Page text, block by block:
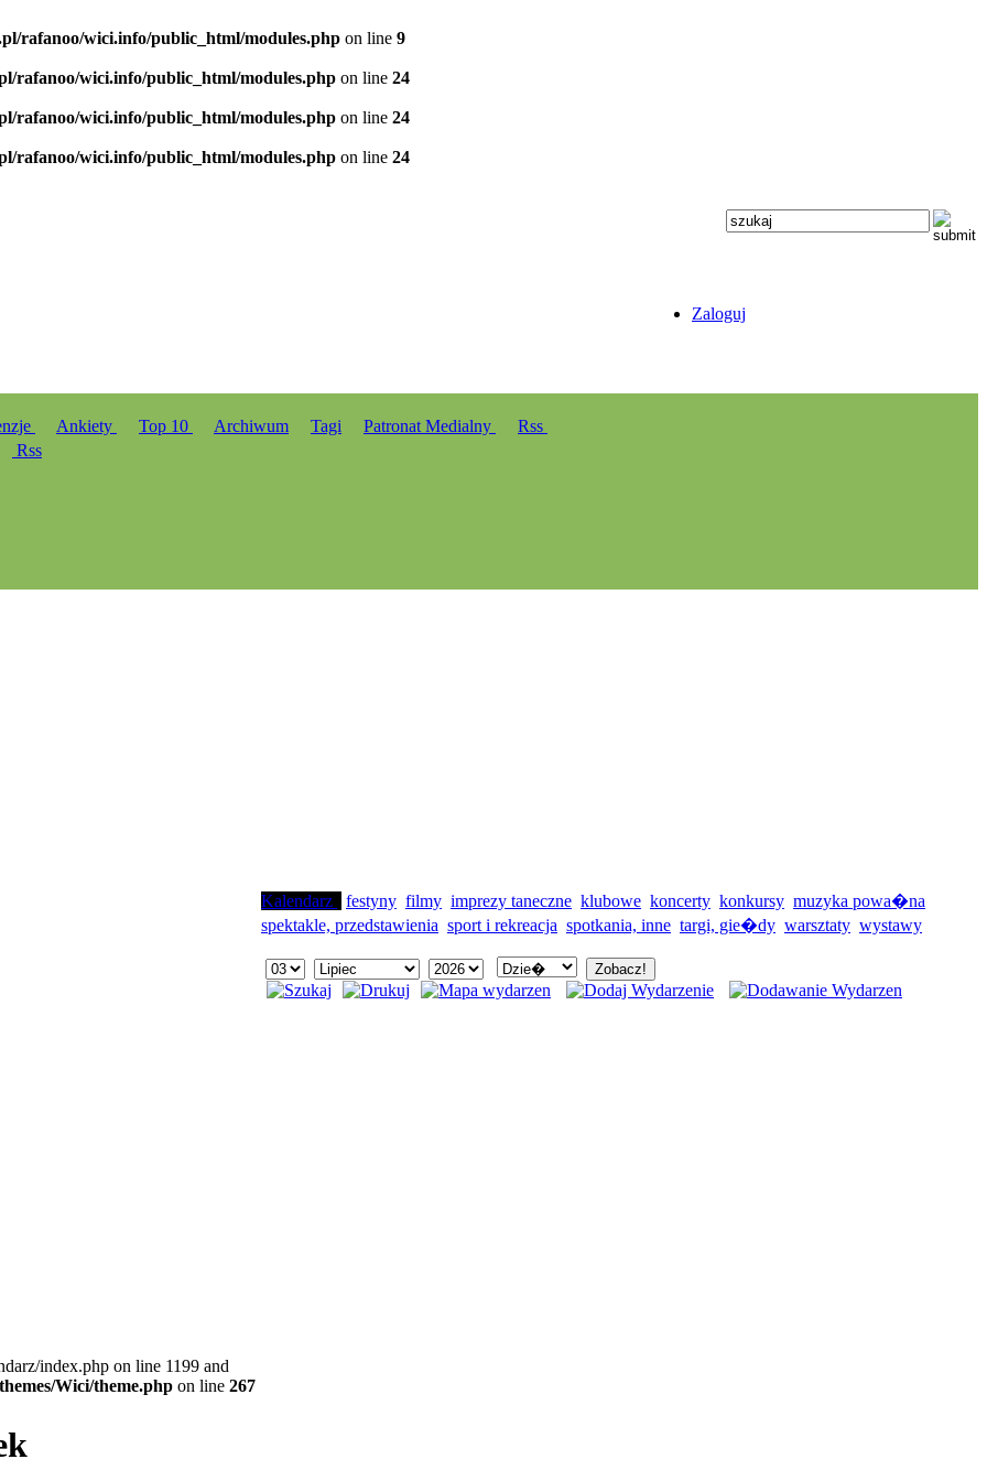
rafanoo/wici.info/public_html/modules.php on line 9
rafanoo/wici.info/public_html/modules.php on line 24
rafanoo/wici.info/public_html/modules.php on line 24
rafanoo/wici.info/public_html/modules.php on line 24
Zaloguj
Ankiety Top 10 Archiwum Tagi Patronat Medialny
Rss
Rss
index.php on line 1199 and
Wici/theme.php on line 267
Kalendarz festyny filmy imprezy taneczne klubowe koncerty konkursy muzyka powa�na
spektakle, przedstawienia sport i rekreacja spotkania, inne targi, gie�dy warsztaty wystawy